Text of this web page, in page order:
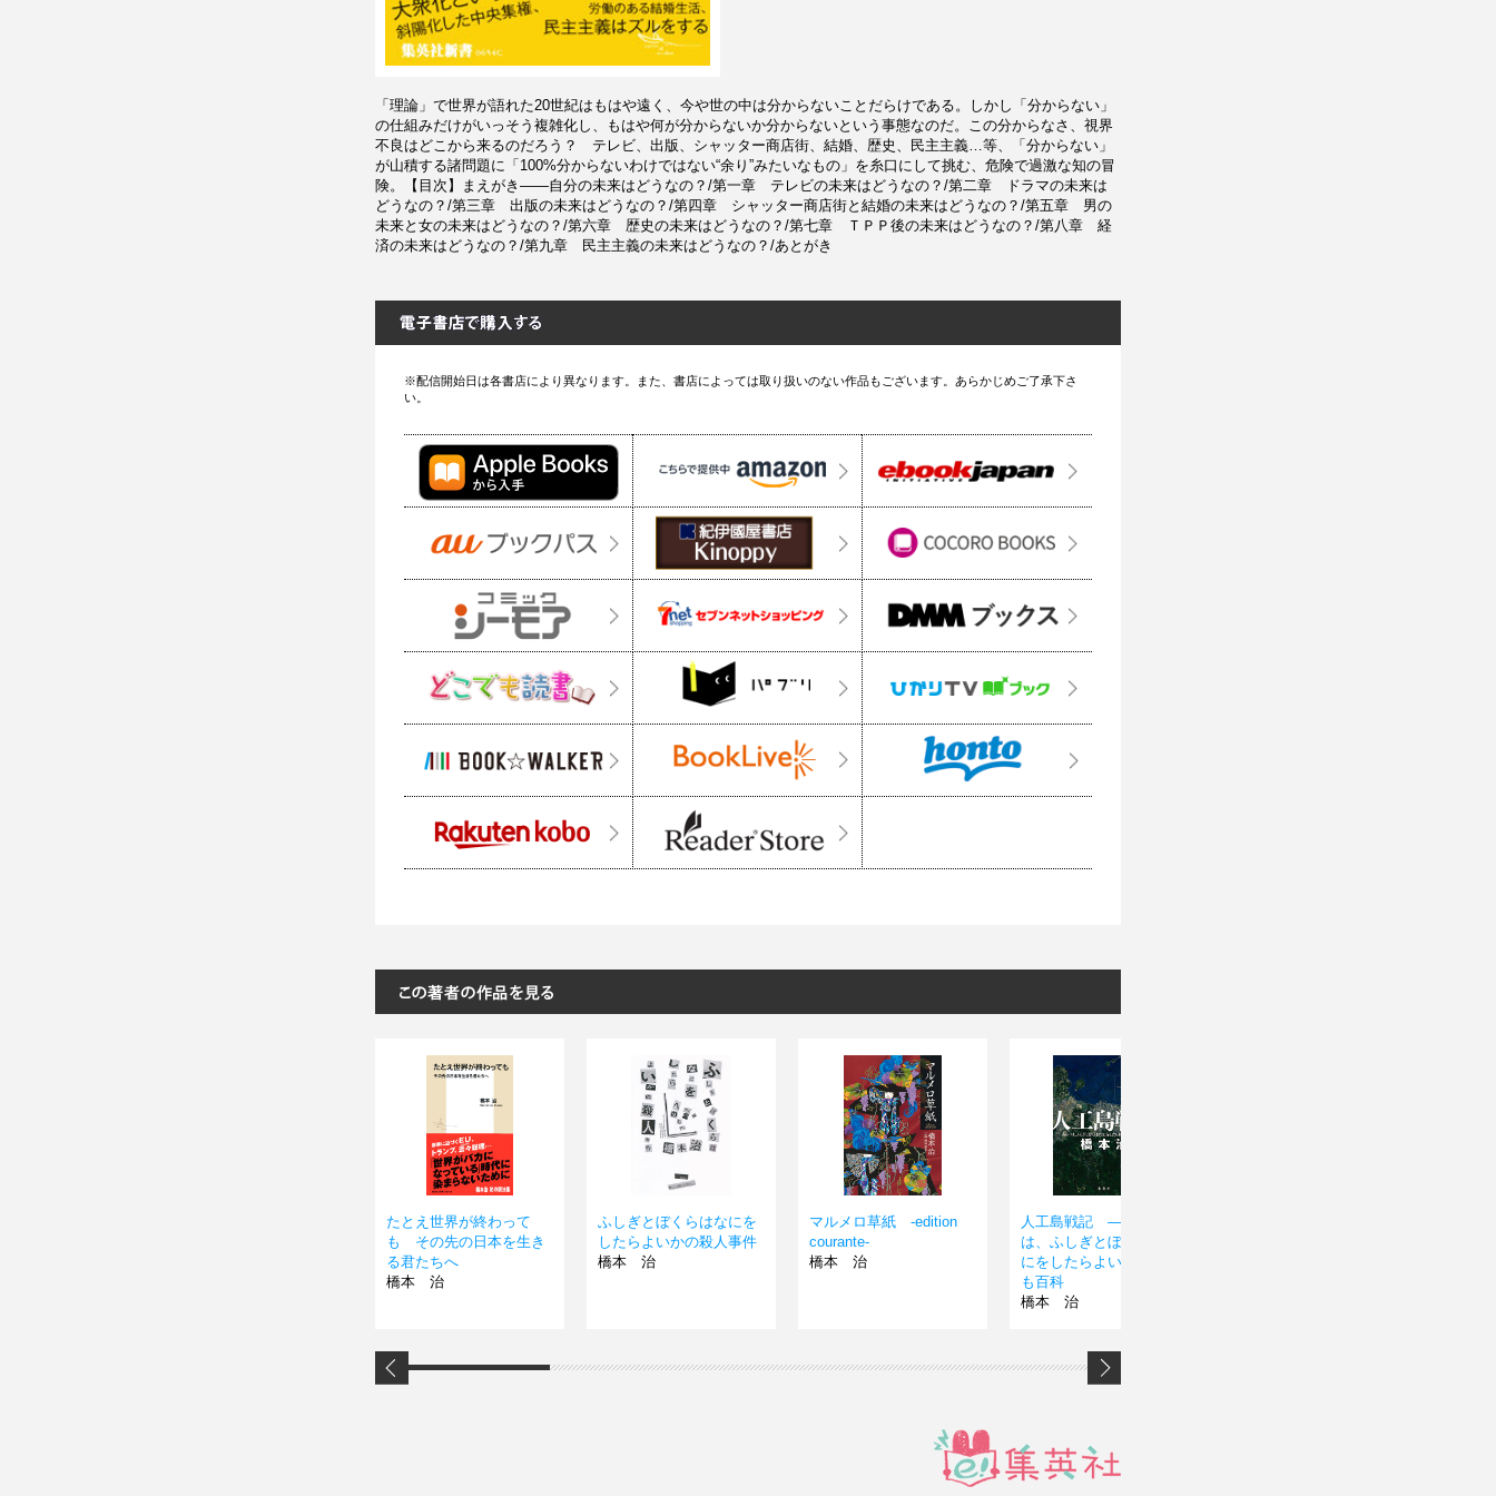
「理論」で世界が語れた20世紀はもはや遠く、今や世の中は分からないことだらけである。しかし「分からない」
の仕組みだけがいっそう複雑化し、もはや何が分からないか分からないという事態なのだ。この分からなさ、視界
不良はどこから来るのだろう？ テレビ、出版、シャッター商店街、結婚、歴史、民主主義…等、「分からない」
が山積する諸問題に「100%分からないわけではない“余り”みたいなもの」を糸口にして挑む、危険で過激な知の冒
険。【目次】まえがき――自分の未来はどうなの？/第一章 テレビの未来はどうなの？/第二章 ドラマの未来は
どうなの？/第三章 出版の未来はどうなの？/第四章 シャッター商店街と結婚の未来はどうなの？/第五章 男の
未来と女の未来はどうなの？/第六章 歴史の未来はどうなの？/第七章 ＴＰＰ後の未来はどうなの？/第八章 経
済の未来はどうなの？/第九章 民主主義の未来はどうなの？/あとがき
※配信開始日は各書店により異なります。また、書店によっては取り扱いのない作品もございます。あらかじめご了承下さ
い。
たとえ世界が終わって
も その先の日本を生き
る君たちへ
橋本 治
ふしぎとぼくらはなにを
したらよいかの殺人事件
橋本 治
マルメロ草紙 -edition
courante-
橋本 治
人工島戦記 ――あるい
は、ふしぎとぼくらはな
にをしたらよいかのこど
も百科
橋本 治